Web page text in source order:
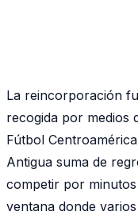
La reincorporación
recogida por medios
Fútbol
Antigua suma de
competir por
ventana donde